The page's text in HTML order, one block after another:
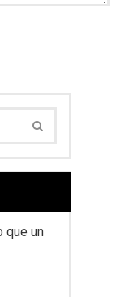
que un